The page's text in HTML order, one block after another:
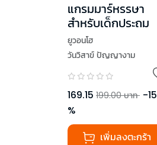
แกรมมาร์หรรษา
สำหรับเด็กประถม
ยูวอนโฮ
วันวิสาข์ ปัญญางาม
169.15 199.00 บาท -15
%
เพิ่มลงตะกร้า